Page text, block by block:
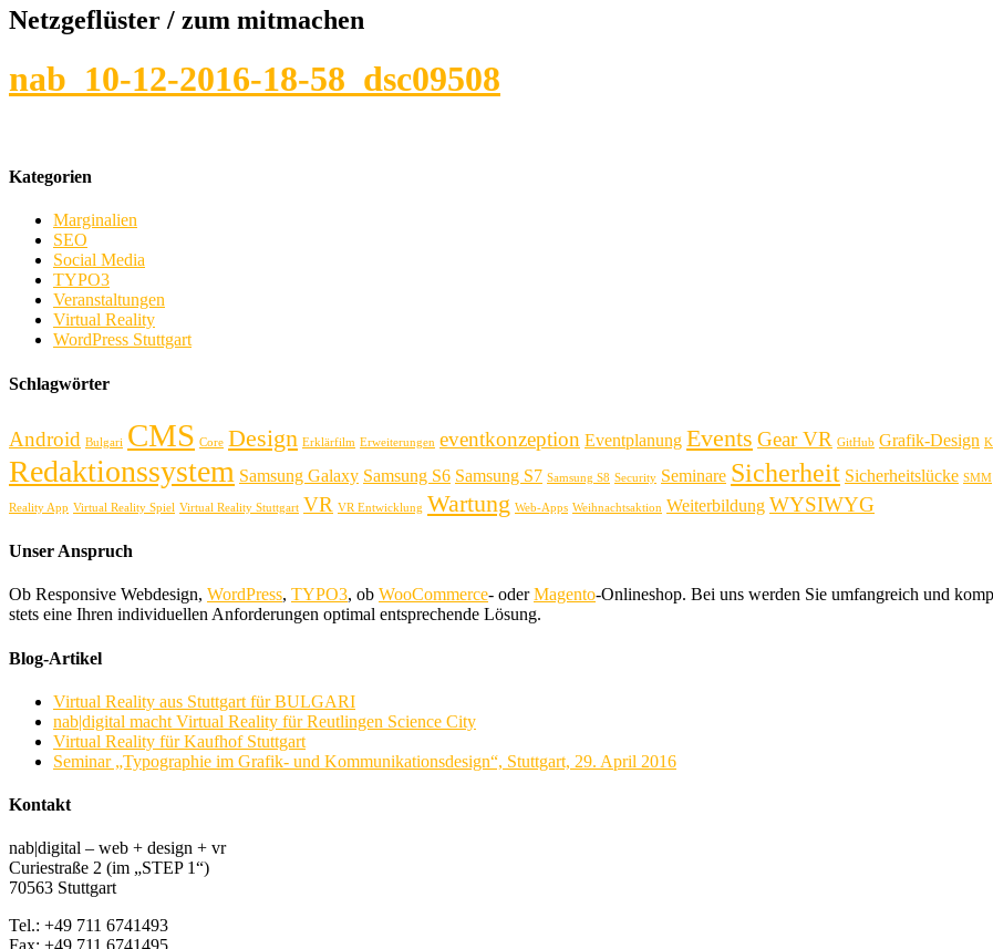
Netzgeflüster / zum mitmachen
nab_10-12-2016-18-58_dsc09508
Kategorien
Marginalien
SEO
Social Media
TYPO3
Veranstaltungen
Virtual Reality
WordPress Stuttgart
Schlagwörter
Android Bulgari CMS Core Design Erklärfilm Erweiterungen eventkonzeption Eventplanung Events Gear VR GitHub Grafik-Design
Redaktionssystem Samsung Galaxy Samsung S6 Samsung S7 Samsung S8 Security Seminare Sicherheit Sicherheitslücke SMM
Reality App Virtual Reality Spiel Virtual Reality Stuttgart VR VR Entwicklung Wartung Web-Apps Weihnachtsaktion Weiterbildung WYSIWYG
Unser Anspruch
Ob Responsive Webdesign, WordPress, TYPO3, ob WooCommerce- oderMagento-Onlineshop. Bei uns werden Sie umfangreich und
stets eine Ihren individuellen Anforderungen optimal entsprechende Lösung.
Blog-Artikel
Virtual Reality aus Stuttgart für BULGARI
nab|digital macht Virtual Reality für Reutlingen Science City
Virtual Reality für Kaufhof Stuttgart
Seminar „Typographie im Grafik- und Kommunikationsdesign“, Stuttgart, 29. April 2016
Kontakt
nab|digital – web + design + vr
Curiestraße 2 (im „STEP 1“)
70563 Stuttgart
Tel.: +49 711 6741493